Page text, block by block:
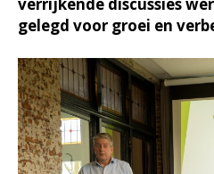
gelegd voor groei en